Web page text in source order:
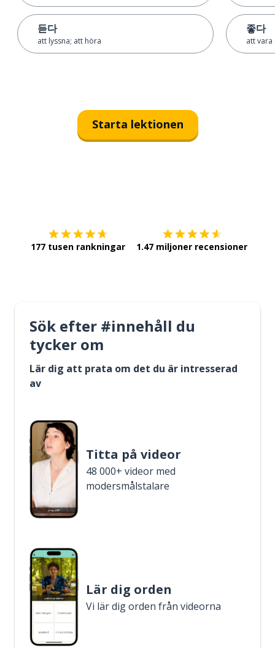
듣다
att lyssna; att höra
좋다
att vara
Starta lektionen
177 tusen rankningar 1.47 miljoner recensioner
Sök efter #innehåll du
tycker om
Lär dig att prata om det du är intresserad
av
Titta på videor
48 000+ videor med
modersmålstalare
Lär dig orden
Vi lär dig orden från videorna